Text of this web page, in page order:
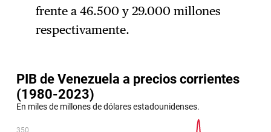
frente a 46.500 y 29.000 millones
respectivamente.